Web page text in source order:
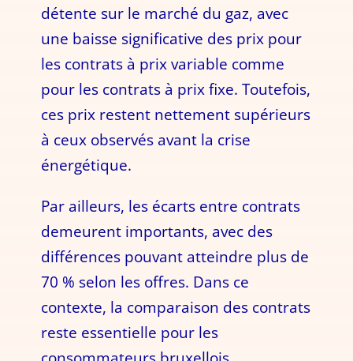
détente sur le marché du gaz, avec
une baisse significative des prix pour
les contrats à prix variable comme
pour les contrats à prix fixe. Toutefois,
ces prix restent nettement supérieurs
à ceux observés avant la crise
énergétique.
Par ailleurs, les écarts entre contrats
demeurent importants, avec des
différences pouvant atteindre plus de
70 % selon les offres. Dans ce
contexte, la comparaison des contrats
reste essentielle pour les